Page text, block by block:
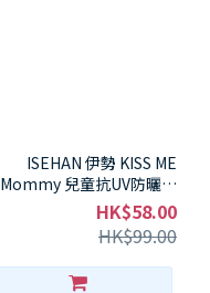
ISEHAN 伊勢 KISS ME
Mommy 兒童抗UV防曬乳
SPF50 50G - 現貨
HK$58.00
HK$99.00